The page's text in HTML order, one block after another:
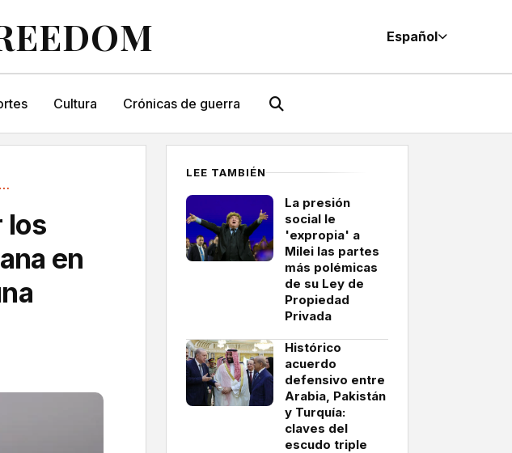
Español
Cultura Crónicas de guerra
EEUU e Irán acuerdan frenar los ataques y se...
los
en
LEE TAMBIÉN
La presión
social le
'expropia' a
Milei las partes
más polémicas
de su Ley de
Propiedad
Privada
Histórico
acuerdo
defensivo entre
Arabia, Pakistán
y Turquía:
claves del
escudo triple